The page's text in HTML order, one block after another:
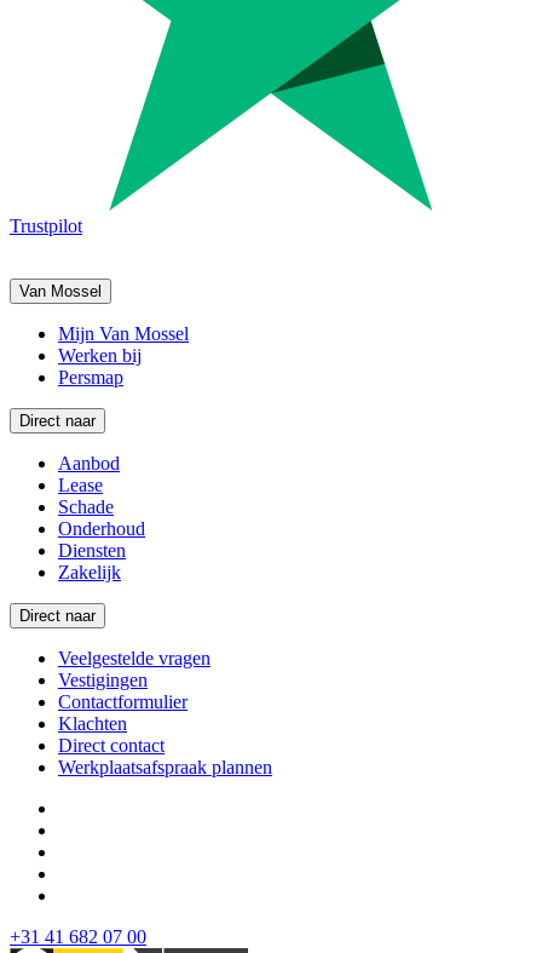
Trustpilot
Van Mossel
Mijn Van Mossel
Werken bij
Persmap
Direct naar
Aanbod
Lease
Schade
Onderhoud
Diensten
Zakelijk
Direct naar
Veelgestelde vragen
Vestigingen
Contactformulier
Klachten
Direct contact
Werkplaatsafspraak plannen
+31 41 682 07 00